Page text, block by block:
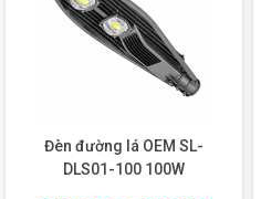
Đèn đường lá OEM SL-
DLS01-100 100W